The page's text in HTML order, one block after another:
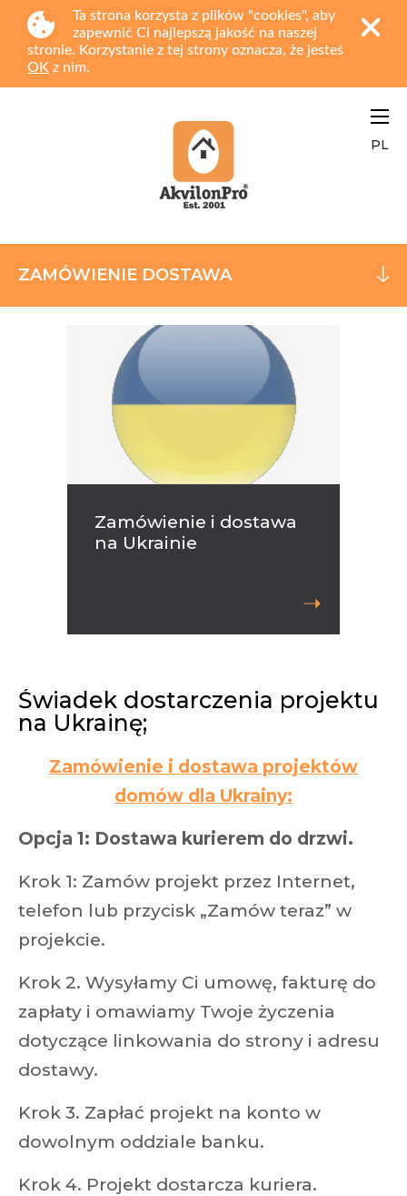
Ta strona korzysta z plików "cookies", aby
zapewnić Ci najlepszą jakość na naszej
stronie. Korzystanie z tej strony oznacza, że jesteś
OK z nim.
PL
ZAMÓWIENIE DOSTAWA
Zamówienie i dostawa
na Ukrainie
➝
Świadek dostarczenia projektu
na Ukrainę;
Zamówienie i dostawa projektów
domów dla Ukrainy:
Opcja 1: Dostawa kurierem do drzwi.
Krok 1: Zamów projekt przez Internet,
telefon lub przycisk „Zamów teraz” w
projekcie.
Krok 2. Wysyłamy Ci umowę, fakturę do
zapłaty i omawiamy Twoje życzenia
dotyczące linkowania do strony i adresu
dostawy.
Krok 3. Zapłać projekt na konto w
dowolnym oddziale banku.
Krok 4. Projekt dostarcza kuriera.